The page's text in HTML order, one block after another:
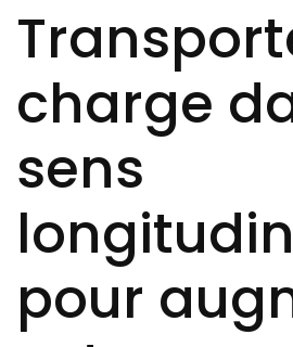
charge
sens
pour